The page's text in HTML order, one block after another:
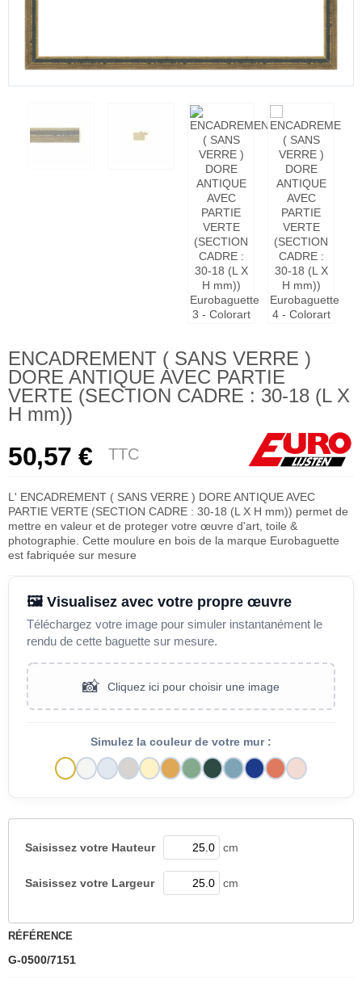
ENCADREMENT ( SANS VERRE )
DORE ANTIQUE AVEC PARTIE
VERTE (SECTION CADRE : 30-18 (L X
H mm))
50,57 € TTC
L' ENCADREMENT ( SANS VERRE ) DORE ANTIQUE AVEC
PARTIE VERTE (SECTION CADRE : 30-18 (L X H mm)) permet de
mettre en valeur et de proteger votre œuvre d'art, toile &
photographie. Cette moulure en bois de la marque Eurobaguette
est fabriquée sur mesure
🖼️ Visualisez avec votre propre œuvre
Téléchargez votre image pour simuler instantanément le
rendu de cette baguette sur mesure.
📸 Cliquez ici pour choisir une image
Simulez la couleur de votre mur :
Saisissez votre Hauteur cm
Saisissez votre Largeur cm
RÉFÉRENCE
G-0500/7151